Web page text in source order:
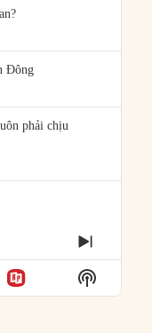
Đông
phải chịu
NEXT
Show
Podcast